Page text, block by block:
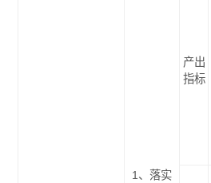
1、落实
产出
指标